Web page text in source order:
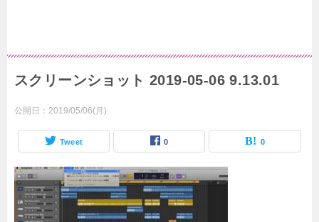
スクリーンショット 2019-05-06 9.13.01
公開日： 2019/05/06(月)
Tweet 0 0